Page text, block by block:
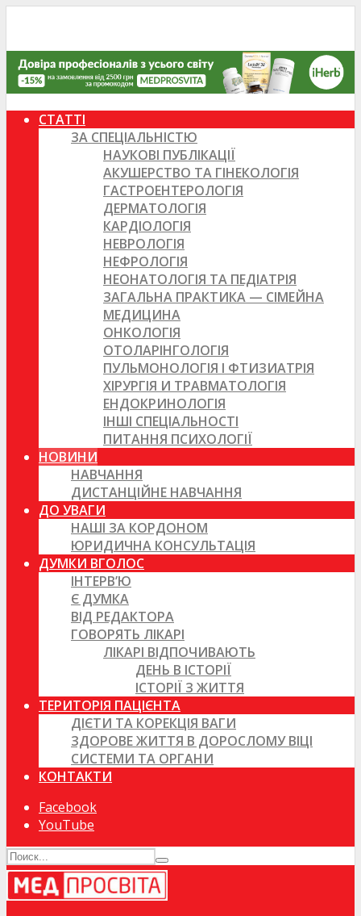
СТАТТІ
ЗА СПЕЦІАЛЬНІСТЮ
НАУКОВІ ПУБЛІКАЦІЇ
АКУШЕРСТВО ТА ГІНЕКОЛОГІЯ
ГАСТРОЕНТЕРОЛОГІЯ
ДЕРМАТОЛОГІЯ
КАРДІОЛОГІЯ
НЕВРОЛОГІЯ
НЕФРОЛОГІЯ
НЕОНАТОЛОГІЯ ТА ПЕДІАТРІЯ
ЗАГАЛЬНА ПРАКТИКА — СІМЕЙНА
МЕДИЦИНА
ОНКОЛОГІЯ
ОТОЛАРІНГОЛОГІЯ
ПУЛЬМОНОЛОГІЯ І ФТИЗИАТРІЯ
ХІРУРГІЯ И ТРАВМАТОЛОГІЯ
ЕНДОКРИНОЛОГІЯ
ІНШІ СПЕЦІАЛЬНОСТІ
ПИТАННЯ ПСИХОЛОГІЇ
НОВИНИ
НАВЧАННЯ
ДИСТАНЦІЙНЕ НАВЧАННЯ
ДО УВАГИ
НАШІ ЗА КОРДОНОМ
ЮРИДИЧНА КОНСУЛЬТАЦІЯ
ДУМКИ ВГОЛОС
ІНТЕРВ’Ю
Є ДУМКА
ВІД РЕДАКТОРА
ГОВОРЯТЬ ЛІКАРІ
ЛІКАРІ ВІДПОЧИВАЮТЬ
ДЕНЬ В ІСТОРІЇ
ІСТОРІЇ З ЖИТТЯ
ТЕРИТОРІЯ ПАЦІЄНТА
ДІЄТИ ТА КОРЕКЦІЯ ВАГИ
ЗДОРОВЕ ЖИТТЯ В ДОРОСЛОМУ ВІЦІ
СИСТЕМИ ТА ОРГАНИ
КОНТАКТИ
Facebook
YouTube